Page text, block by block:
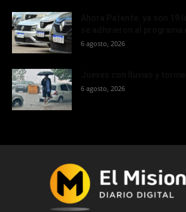
6 agosto, 2026
6 agosto, 2026